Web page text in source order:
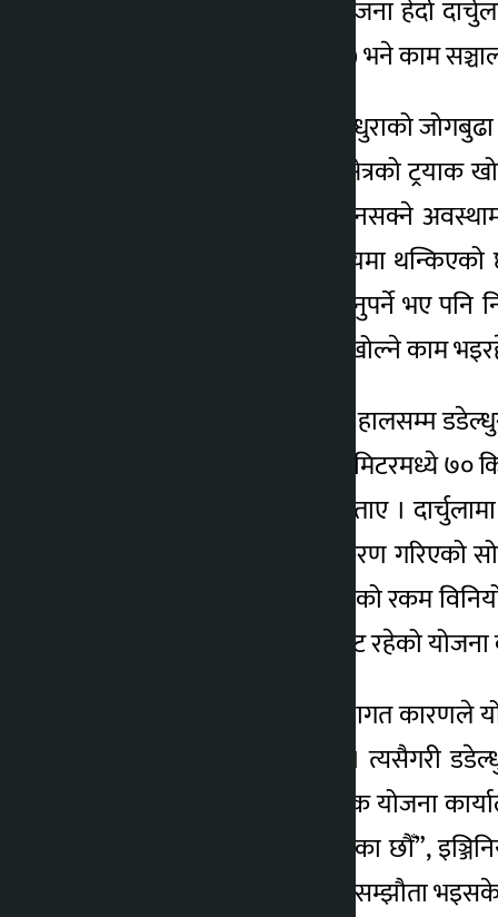
भइरहेको बताए । “पूरै आयोजना हेर्दा
“शून्य विन्दुबाट (ब्रह्मदेव क्षेत्र) भने काम
कञ्चनपुरको ब्रह्मदेवदेखि डडेल्धुराको
काम भने हुन सकेन । उक्त क्षेत्रको
निर्माण व्यवसायी काम गर्न नसक्ने
कटानको विषय वन मन्त्रालयमा
ट्रयाक २०८० भित्र खोलिसक्नुपर्ने भए पनि
बाँकी तीन जिल्लामा ट्रयाक खोल्ने काम
योजना कार्यालयका अनुसार हालसम्म
त्यसैगरी बैतडीमा १४५ किलोमिटरमध्ये ७०
किलोमिटर ट्रयाक खुलेको बताए ।
दार्चुला–तिंकर सडक नामाकरण गरिएको
मानिए पनि सरकारले योजनाको रकम
आवमा रु. ४१ करोडमात्रै बजेट रहेको
रुख कटानलगायतका प्रक्रियागत कारणले
९५१ रुख कटान गर्नुपर्ने छ । त्यसैगरी
करिडोर दार्चुला– तिंकर सडक योजना
रु. ३७ करोड जम्मा गरिसकेका छौँ”,
सबैतिर ट्रयाक खोल्न ठेक्का सम्झौता